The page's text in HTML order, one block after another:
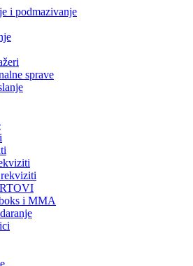
i podmazivanje
sprave
i MMA